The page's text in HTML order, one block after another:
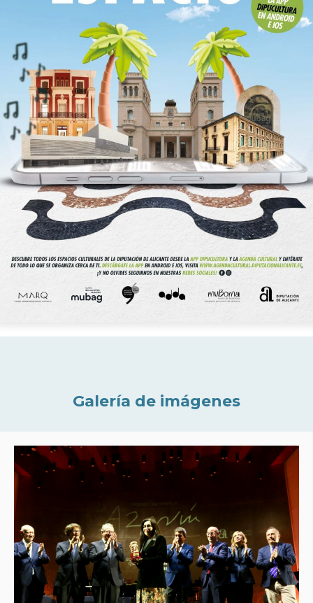
Galería de imágenes